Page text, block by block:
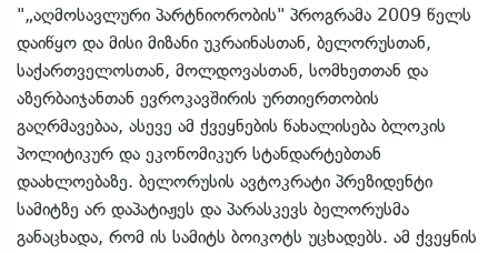
"„აღმოსავლური პარტნიორობის" პროგრამა 2009 წელს
დაიწყო და მისი მიზანი უკრაინასთან, ბელორუსთან,
საქართველოსთან, მოლდოვასთან, სომხეთთან და
აზერბაიჯანთან ევროკავშირის ურთიერთობის
გაღრმავებაა, ასევე ამ ქვეყნების წახალისება ბლოკის
პოლიტიკურ და ეკონომიკურ სტანდარტებთან
დაახლოებაზე. ბელორუსის ავტოკრატი პრეზიდენტი
სამიტზე არ დაპატიჟეს და პარასკევს ბელორუსმა
განაცხადა, რომ ის სამიტს ბოიკოტს უცხადებს. ამ ქვეყნის